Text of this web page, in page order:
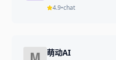
4.9•chat
萌动AI